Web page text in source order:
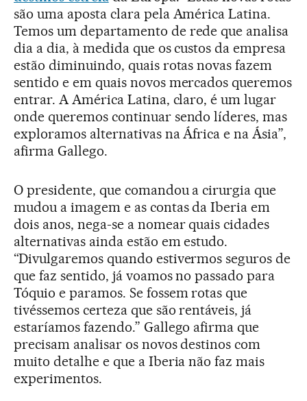
são uma aposta clara pela América Latina.
Temos um departamento de rede que analisa
dia a dia, à medida que os custos da empresa
estão diminuindo, quais rotas novas fazem
sentido e em quais novos mercados queremos
entrar. A América Latina, claro, é um lugar
onde queremos continuar sendo líderes, mas
exploramos alternativas na África e na Ásia”,
afirma Gallego.
O presidente, que comandou a cirurgia que
mudou a imagem e as contas da Iberia em
dois anos, nega-se a nomear quais cidades
alternativas ainda estão em estudo.
“Divulgaremos quando estivermos seguros de
que faz sentido, já voamos no passado para
Tóquio e paramos. Se fossem rotas que
tivéssemos certeza que são rentáveis, já
estaríamos fazendo.” Gallego afirma que
precisam analisar os novos destinos com
muito detalhe e que a Iberia não faz mais
experimentos.